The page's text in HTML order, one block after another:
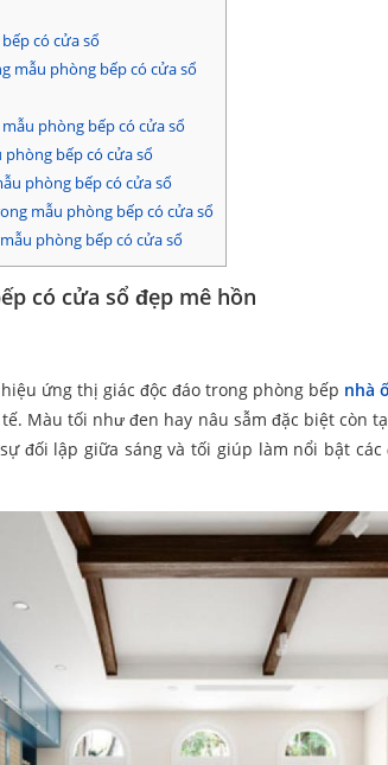
có cửa sổ
mẫu phòng bếp có cửa sổ
phòng bếp có cửa sổ
bếp có cửa sổ
phòng bếp có cửa sổ
mẫu phòng bếp có cửa sổ
phòng bếp có cửa sổ
có cửa sổ đẹp mê hồn
ứng thị giác độc đáo trong phòng bếp nhà
Màu tối như đen hay nâu sẫm đặc biệt còn
đối lập giữa sáng và tối giúp làm nổi bật